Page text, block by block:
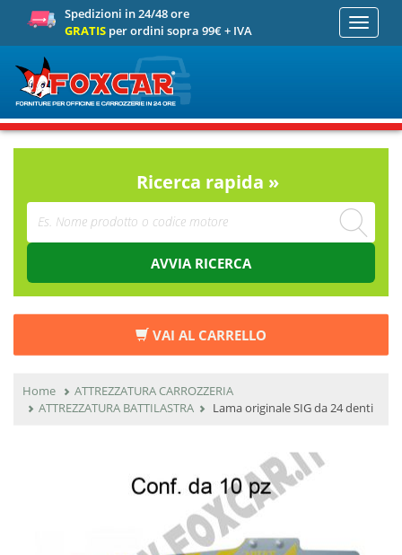
Spedizioni in 24/48 ore
GRATIS per ordini sopra 99€ + IVA
Toggle
Ricerca rapida »
AVVIA RICERCA
VAI AL CARRELLO
Home
ATTREZZATURA CARROZZERIA
ATTREZZATURA BATTILASTRA
Lama originale SIG da 24 denti